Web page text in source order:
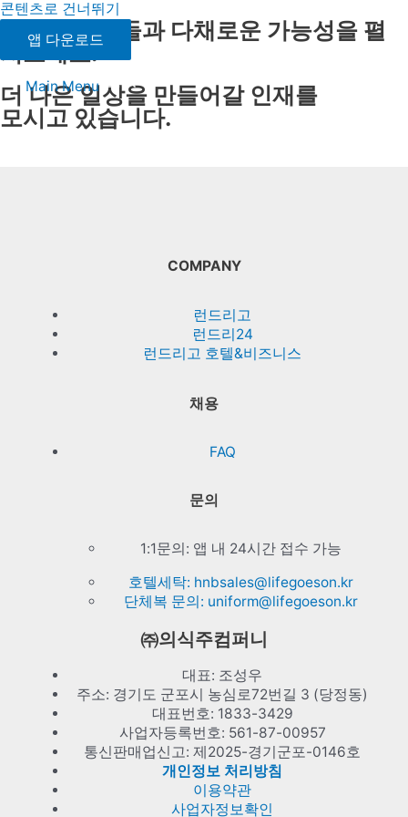
콘텐츠로 건너뛰기
앱 다운로드
Main Menu
뛰어난 동료들과 다채로운 가능성을 펼
쳐보세요.
더 나은 일상을 만들어갈 인재를
모시고 있습니다.
COMPANY
런드리고
런드리24
런드리고 호텔&비즈니스
채용
FAQ
문의
1:1문의: 앱 내 24시간 접수 가능
호텔세탁: hnbsales@lifegoeson.kr
단체복 문의: uniform@lifegoeson.kr
㈜의식주컴퍼니
대표: 조성우
주소: 경기도 군포시 농심로72번길 3 (당정동)
대표번호: 1833-3429
사업자등록번호: 561-87-00957
통신판매업신고: 제2025-경기군포-0146호
개인정보 처리방침
이용약관
사업자정보확인